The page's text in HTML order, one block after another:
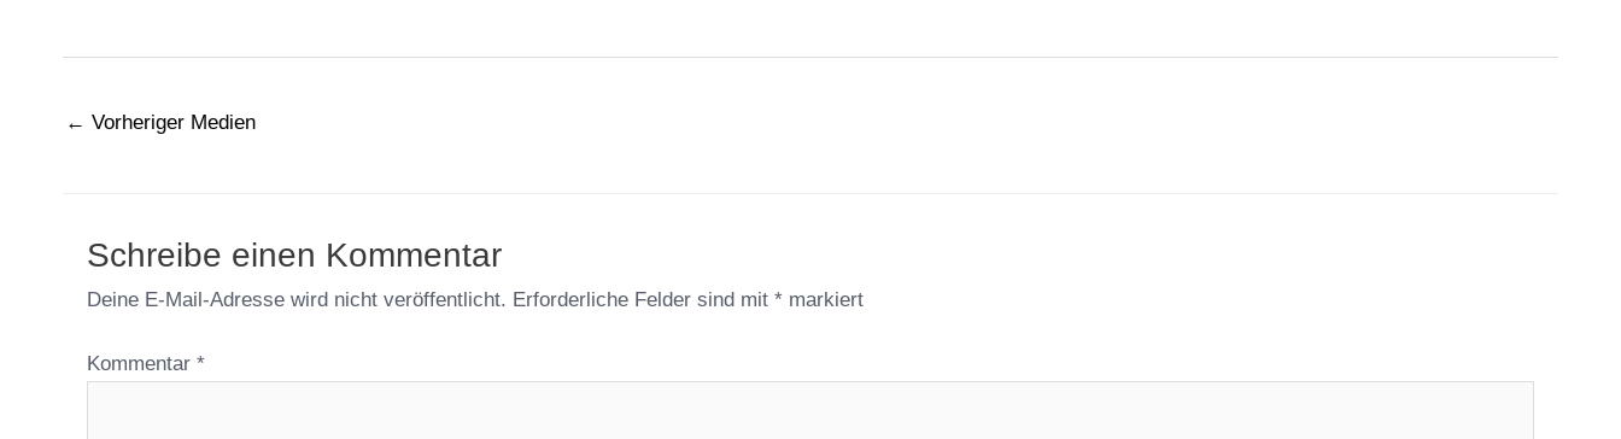
← Vorheriger Medien
Schreibe einen Kommentar
Deine E-Mail-Adresse wird nicht veröffentlicht. Erforderliche Felder sind mit * markiert
Kommentar *